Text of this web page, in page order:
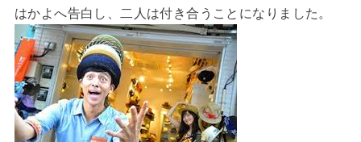
はかよへ告白し、二人は付き合うことになりました。